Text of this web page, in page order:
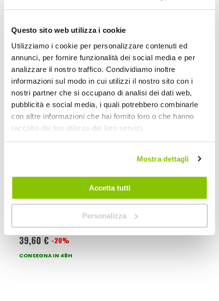
Questo sito web utilizza i cookie
Utilizziamo i cookie per personalizzare contenuti ed
annunci, per fornire funzionalità dei social media e per
analizzare il nostro traffico. Condividiamo inoltre
informazioni sul modo in cui utilizzi il nostro sito con i
nostri partner che si occupano di analisi dei dati web,
pubblicità e social media, i quali potrebbero combinarle
con altre informazioni che hai fornito loro o che hanno
raccolto dal tuo utilizzo dei loro servizi.
Mostra dettagli
Accetta tutti
Personalizza
POTREBBERO INTERESSARTI
Miglior Prezzo
Pulitore iniettori diesel Diesel Clean 3 - WYNNS
Prezzo
speciale
39,60 € -20%
CONSEGNA IN 48H